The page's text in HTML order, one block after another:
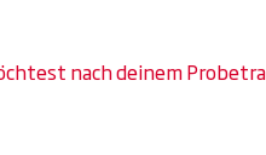
nach deinem